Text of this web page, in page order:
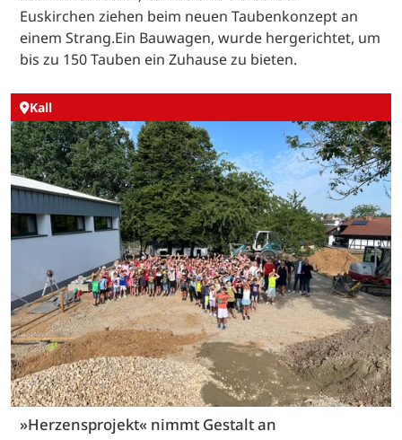
Euskirchen ziehen beim neuen Taubenkonzept an
einem Strang.Ein Bauwagen, wurde hergerichtet, um
bis zu 150 Tauben ein Zuhause zu bieten.
Kall
»Herzensprojekt« nimmt Gestalt an